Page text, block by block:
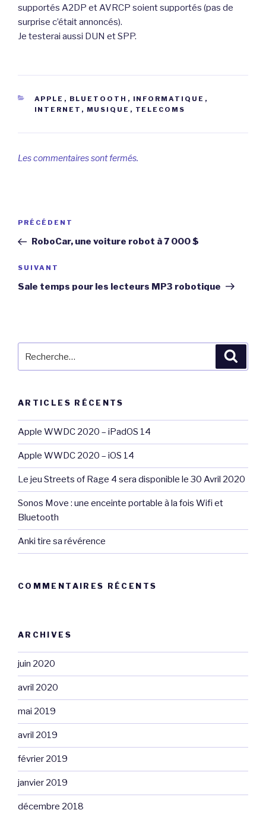
supportés A2DP et AVRCP soient supportés (pas de
surprise c’était annoncés).
Je testerai aussi DUN et SPP.
CATÉGORIES
APPLE , BLUETOOTH , INFORMATIQUE ,
INTERNET , MUSIQUE , TELECOMS
Les commentaires sont fermés.
Navigation
l’article
Article
précédent
PRÉCÉDENT
RoboCar, une voiture robot à 7 000 $
Article
suivant
SUIVANT
Sale temps pour les lecteurs MP3 robotique
pour
ARTICLES RÉCENTS
Apple WWDC 2020 – iPadOS 14
Apple WWDC 2020 – iOS 14
Le jeu Streets of Rage 4 sera disponible le 30 Avril 2020
Sonos Move : une enceinte portable à la fois Wifi et
Bluetooth
Anki tire sa révérence
COMMENTAIRES RÉCENTS
ARCHIVES
juin 2020
avril 2020
mai 2019
avril 2019
février 2019
janvier 2019
décembre 2018